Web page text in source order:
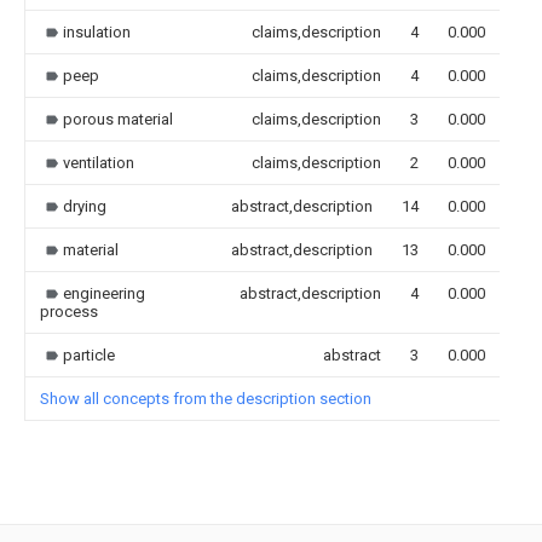
insulation claims,description 4 0.000
peep claims,description 4 0.000
porous material claims,description 3 0.000
ventilation claims,description 2 0.000
drying abstract,description 14 0.000
material abstract,description 13 0.000
engineering
process
abstract,description 4 0.000
particle abstract 3 0.000
Show all concepts from the description section